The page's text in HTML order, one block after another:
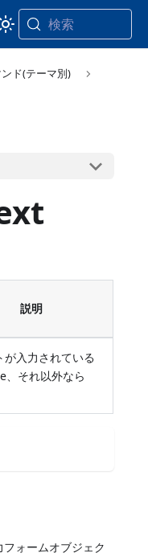
検索
ンド(テーマ別)
説明
が入力されている
、それ以外なら
ォームオブジェク